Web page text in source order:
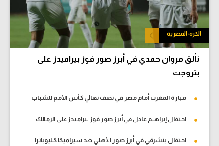
الكرة-المصرية
تألق مروان حمدي في أبرز صور فوز بيراميدز على
بتروجت
مباراة المغرب أمام مصر في نصف نهائي كأس الأمم للشباب
احتفال إبراهيم عادل في أبرز صور فوز بيراميدز على الزمالك
احتفال بنشرقي في أبرز صور الأهلي ضد سيراميكا كليوباترا